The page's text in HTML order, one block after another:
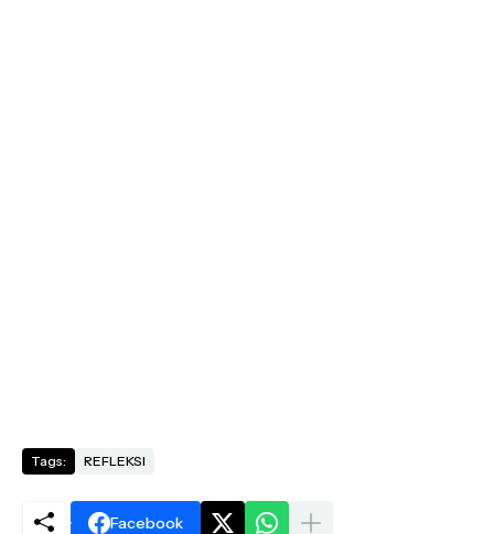
Tags: REFLEKSI
Facebook